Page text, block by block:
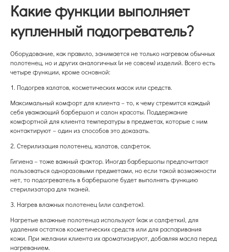
Какие функции выполняет
купленный подогреватель?
Оборудование, как правило, занимается не только нагревом обычных
полотенец, но и других аналогичных (и не совсем) изделий. Всего есть
четыре функции, кроме основной:
1. Подогрев халатов, косметических масок или средств.
Максимальный комфорт для клиента – то, к чему стремится каждый
себя уважающий барбершоп и салон красоты. Поддержание
комфортной для клиента температуры в предметах, которые с ним
контактируют – один из способов это доказать.
2. Стерилизация полотенец, халатов, салфеток.
Гигиена – тоже важный фактор. Иногда барбершопы предпочитают
пользоваться одноразовыми предметами, но если такой возможности
нет, то подогреватель в барбершопе будет выполнять функцию
стерилизатора для тканей.
3. Нагрев влажных полотенец (или салфеток).
Нагретые влажные полотенца используют (как и салфетки), для
удаления остатков косметических средств или для распаривания
кожи. При желании клиента их ароматизируют, добавляя масла перед
нагреванием.